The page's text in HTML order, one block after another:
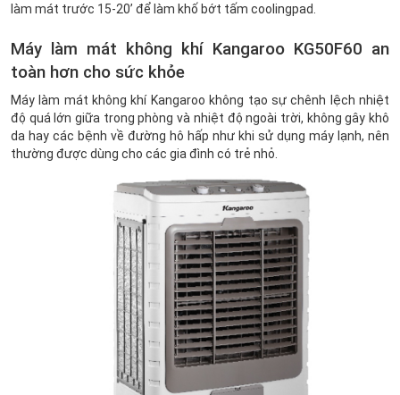
làm mát trước 15-20’ để làm khố bớt tấm coolingpad.
Máy làm mát không khí Kangaroo KG50F60 an
toàn hơn cho sức khỏe
Máy làm mát không khí Kangaroo không tạo sự chênh lệch nhiệt
độ quá lớn giữa trong phòng và nhiệt độ ngoài trời, không gây khô
da hay các bệnh về đường hô hấp như khi sử dụng máy lạnh, nên
thường được dùng cho các gia đình có trẻ nhỏ.